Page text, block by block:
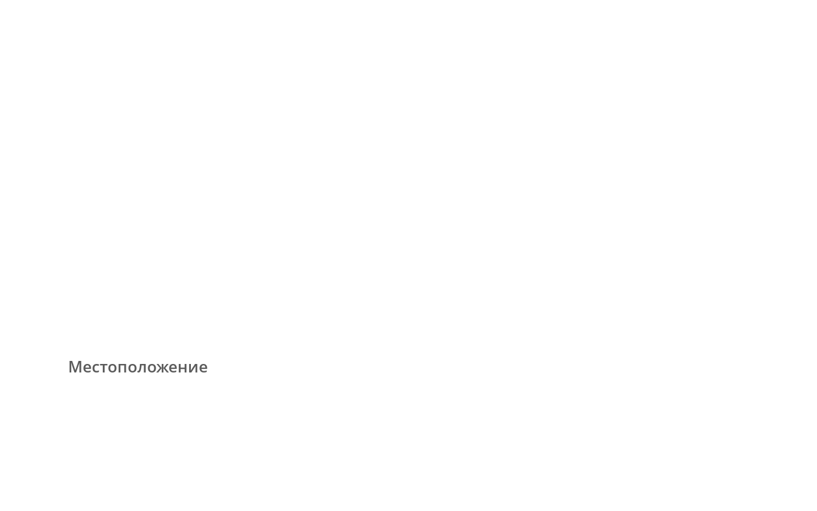
Местоположение